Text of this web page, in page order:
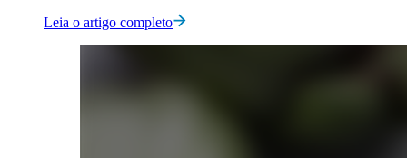
Leia o artigo completo